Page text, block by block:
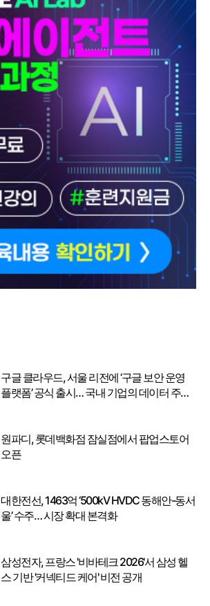
구글 클라우드, 서울 리전에 ‘구글 보안 운영
플랫폼’ 공식 출시… 국내 기업의 데이터 주권
원파디, 롯데백화점 잠실점에서 팝업스토어
오픈
대한전선, 1463억 ‘500kV HVDC 동해안-동서
울’ 수주… 시장 확대 본격화
삼성전자, 프랑스 '비바테크 2026'서 삼성 헬
스 기반 '커넥티드 케어' 비전 공개